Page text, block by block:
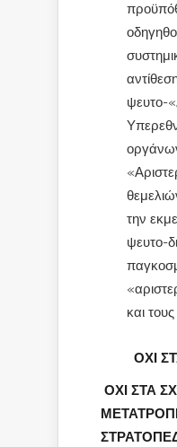
ψευτο-
την
ψευτο-
και
ΟΧΙ
ΟΧΙ ΣΤΑ